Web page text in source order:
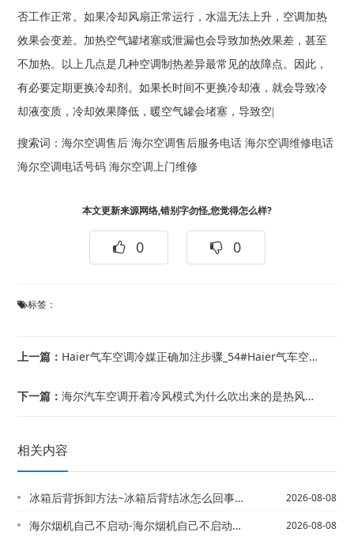
否工作正常。如果冷却风扇正常运行，水温无法上升，空调加热
效果会变差。加热空气罐堵塞或泄漏也会导致加热效果差，甚至
不加热。以上几点是几种空调制热差异最常见的故障点。因此，
有必要定期更换冷却剂。如果长时间不更换冷却液，就会导致冷
却液变质，冷却效果降低，暖空气罐会堵塞，导致空|
搜索词：海尔空调售后 海尔空调售后服务电话 海尔空调维修电话
海尔空调电话号码 海尔空调上门维修
本文更新来源网络,错别字勿怪,您觉得怎么样?
0 0
标签：
上一篇： Haier气车空调冷媒正确加注步骤_54#Haier气车空调冷媒正确加注步骤_5...
下一篇：海尔汽车空调开着冷风模式为什么吹出来的是热风？_23【海尔汽车空调开着冷风模式为...
相关内容
冰箱后背拆卸方法~冰箱后背结冰怎么回事 冰箱后背结冰解决方法 2026-08-08
海尔烟机自己不启动-海尔烟机自己不启动怎么回事 2026-08-08